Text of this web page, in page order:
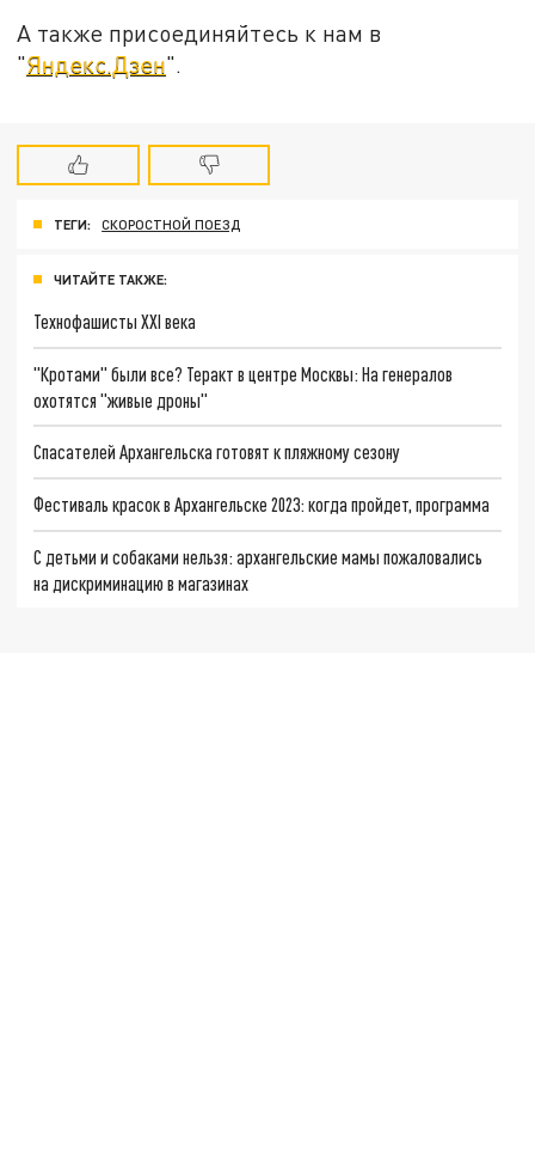
А также присоединяйтесь к нам в
"Яндекс.Дзен".
ТЕГИ: СКОРОСТНОЙ ПОЕЗД
ЧИТАЙТЕ ТАКЖЕ:
Технофашисты XXI века
"Кротами" были все? Теракт в центре Москвы: На генералов
охотятся "живые дроны"
Спасателей Архангельска готовят к пляжному сезону
Фестиваль красок в Архангельске 2023: когда пройдет, программа
С детьми и собаками нельзя: архангельские мамы пожаловались
на дискриминацию в магазинах